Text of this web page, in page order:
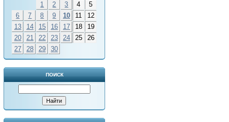
1
2 3 4
5
6
7 8 9 10 11
12
13
14 15 16 17 18
19
20
21 22 23 24 25
26
27
28 29 30
ПОИСК